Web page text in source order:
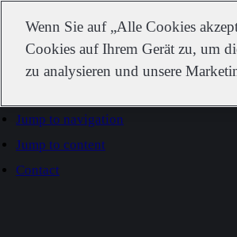
Jump to navigation
Jump to content
Contact
IDEXXWenn Sie auf „Alle Cookies
Cookies auf Ihrem Gerät zu, um
zu analysieren und unsere